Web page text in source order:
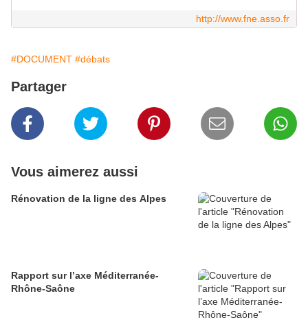
http://www.fne.asso.fr
#DOCUMENT #débats
Partager
Vous aimerez aussi
Rénovation de la ligne des Alpes
Rapport sur l’axe Méditerranée-
Rhône-Saône